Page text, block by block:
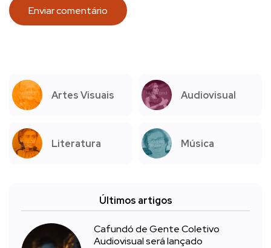
Artes Visuais Audiovisual
Literatura Música
Últimos artigos
Cafundó de Gente Coletivo
Audiovisual será lançado